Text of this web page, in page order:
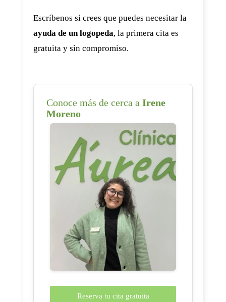
Escríbenos si crees que puedes necesitar la
ayuda de un logopeda, la primera cita es
gratuita y sin compromiso.
Conoce más de cerca a Irene
Moreno
Reserva tu cita gratuita